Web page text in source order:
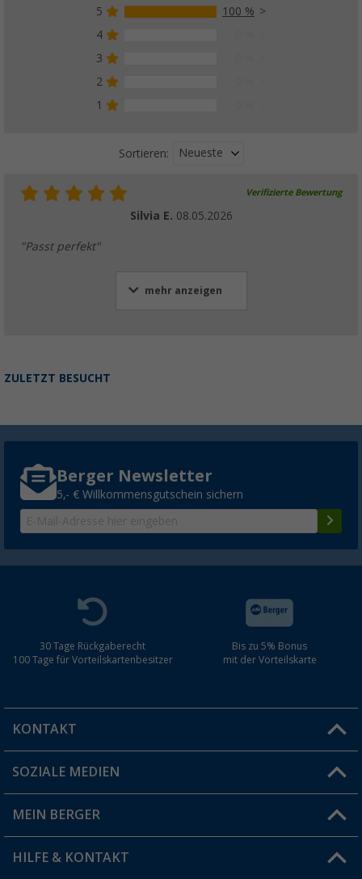
5
100 %
4
3
2
1
Sortieren: Neueste
Verifizierte Bewertung
Silvia E. 08.05.2026
"Passt perfekt"
mehr anzeigen
ZULETZT BESUCHT
Berger Newsletter
5,- € Willkommensgutschein sichern
30 Tage Rückgaberecht
100 Tage für Vorteilskartenbesitzer
Bis zu 5% Bonus
mit der Vorteilskarte
KONTAKT
Du hast eine Frage?
Filiale finden
SOZIALE MEDIEN
MEIN BERGER
Vorteilskarte
HILFE & KONTAKT